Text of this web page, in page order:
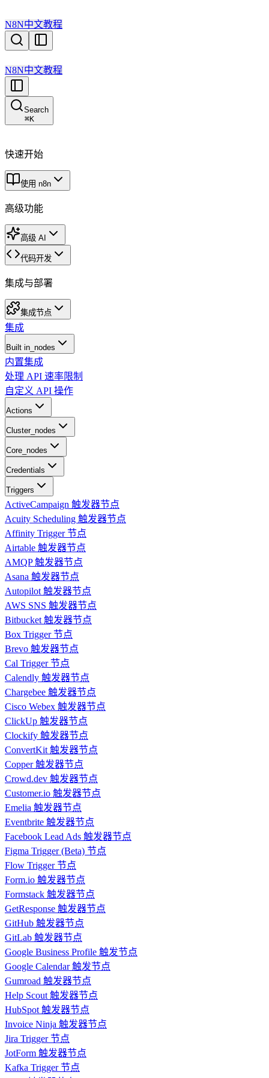
N8N中文教程
N8N中文教程
Search
⌘K
快速开始
使用 n8n
高级功能
高级 AI
代码开发
集成与部署
集成节点
集成
Built in_nodes
内置集成
处理 API 速率限制
自定义 API 操作
Actions
Cluster_nodes
Core_nodes
Credentials
Triggers
ActiveCampaign 触发器节点
Acuity Scheduling 触发器节点
Affinity Trigger 节点
Airtable 触发器节点
AMQP 触发器节点
Asana 触发器节点
Autopilot 触发器节点
AWS SNS 触发器节点
Bitbucket 触发器节点
Box Trigger 节点
Brevo 触发器节点
Cal Trigger 节点
Calendly 触发器节点
Chargebee 触发器节点
Cisco Webex 触发器节点
ClickUp 触发器节点
Clockify 触发器节点
ConvertKit 触发器节点
Copper 触发器节点
Crowd.dev 触发器节点
Customer.io 触发器节点
Emelia 触发器节点
Eventbrite 触发器节点
Facebook Lead Ads 触发器节点
Figma Trigger (Beta) 节点
Flow Trigger 节点
Form.io 触发器节点
Formstack 触发器节点
GetResponse 触发器节点
GitHub 触发器节点
GitLab 触发器节点
Google Business Profile 触发节点
Google Calendar 触发节点
Gumroad 触发器节点
Help Scout 触发器节点
HubSpot 触发器节点
Invoice Ninja 触发器节点
Jira Trigger 节点
JotForm 触发器节点
Kafka Trigger 节点